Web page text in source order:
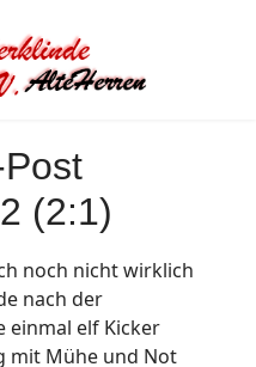
(2:1)
noch nicht wirklich
nach der
einmal elf Kicker
mit Mühe und Not